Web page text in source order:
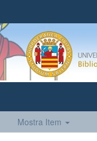
Mostra Item